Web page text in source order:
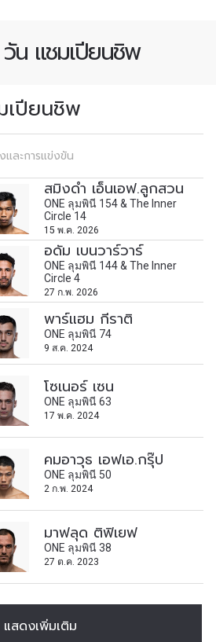
น แชมเปียนชิพ
เปียนชิพ
และการแข่งขัน
สมิงดำ เอ็นเอฟ.ลูกสวน
ONE ลุมพินี 154 & The Inner
Circle 14
15 พ.ค. 2026
อดัม เบนวาร์วาร์
ONE ลุมพินี 144 & The Inner
Circle 4
27 ก.พ. 2026
พาร์แฮม กีราติ
ONE ลุมพินี 74
9 ส.ค. 2024
โซเนอร์ เซน
ONE ลุมพินี 63
17 พ.ค. 2024
คมอาวุธ เอฟเอ.กรุ๊ป
ONE ลุมพินี 50
2 ก.พ. 2024
มาฟลุด ติฟิเยฟ
ONE ลุมพินี 38
27 ต.ค. 2023
แสดงเพิ่มเติม
การแข่งขัน
ลาดข่าวเด็ด
ของ ONE รีบลงทะเบียนตอนนี้
ล่าสุดก่อนใคร รวมทั้งข้อเสนอ
เลือกที่นั่งที่ดีที่สุดในสนาม
สมัคร
อว่าท่านให้ความยินยอมให้เรา
ะเปิดเผยข้อมูลของท่านภายใต้
นส่วนตัวของเรา ท่านสามารถ
ครรับข่าวสารได้ตลอดเวลา